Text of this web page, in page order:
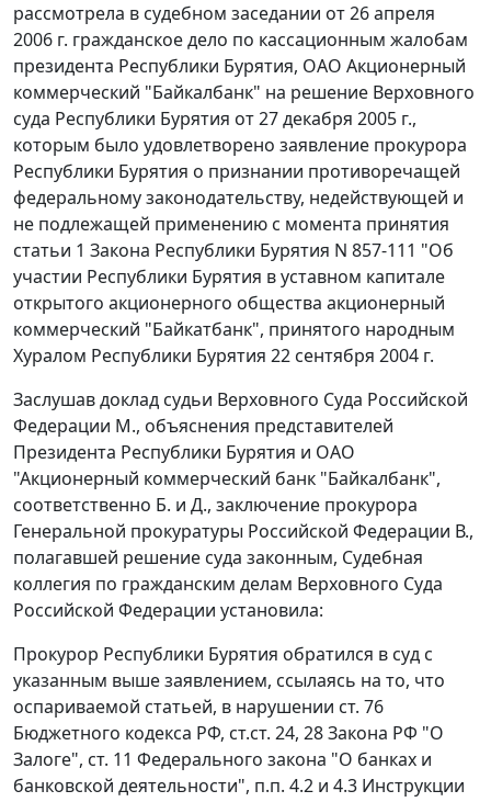
рассмотрела в судебном заседании от 26 апреля
2006 г. гражданское дело по кассационным жалобам
президента Республики Бурятия, ОАО Акционерный
коммерческий "Байкалбанк" на решение Верховного
суда Республики Бурятия от 27 декабря 2005 г.,
которым было удовлетворено заявление прокурора
Республики Бурятия о признании противоречащей
федеральному законодательству, недействующей и
не подлежащей применению с момента принятия
статьи 1 Закона Республики Бурятия N 857-111 "Об
участии Республики Бурятия в уставном капитале
открытого акционерного общества акционерный
коммерческий "Байкатбанк", принятого народным
Хуралом Республики Бурятия 22 сентября 2004 г.
Заслушав доклад судьи Верховного Суда Российской
Федерации М., объяснения представителей
Президента Республики Бурятия и ОАО
"Акционерный коммерческий банк "Байкалбанк",
соответственно Б. и Д., заключение прокурора
Генеральной прокуратуры Российской Федерации В.,
полагавшей решение суда законным, Судебная
коллегия по гражданским делам Верховного Суда
Российской Федерации установила:
Прокурор Республики Бурятия обратился в суд с
указанным выше заявлением, ссылаясь на то, что
оспариваемой статьей, в нарушении ст. 76
Бюджетного кодекса РФ, ст.ст. 24, 28 Закона РФ "О
Залоге", ст. 11 Федерального закона "О банках и
банковской деятельности", п.п. 4.2 и 4.3 Инструкции